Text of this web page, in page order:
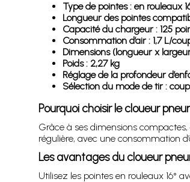
Type de pointes : en rouleaux
Longueur des pointes
Capacité du chargeur : 125
Consommation d’air : 1,7 L/
Dimensions (longueur x
Poids : 2,27 kg
Réglage de la profondeur
Sélection du mode de tir :
Pourquoi choisir le cloueur
Grâce à ses dimensions
régulière, avec une consommation
Les avantages du cloueur
Utilisez les pointes en rouleaux 16°